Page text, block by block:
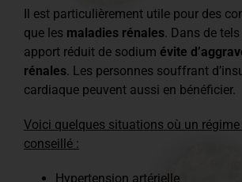
Il est particulièrement utile pour des
que les maladies rénales. Dans de
apport réduit de sodium évite
rénales. Les personnes souffrant
cardiaque peuvent aussi en bénéficier.
Voici quelques situations où un
conseillé :
Hypertension artérielle